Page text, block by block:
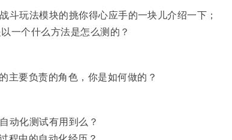
斗玩法模块的挑你得心应手的一块儿介绍一下；
一个什么方法是怎么测的？
主要负责的角色，你是如何做的？
动化测试有用到么？